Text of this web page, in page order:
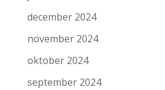
december 2024
november 2024
oktober 2024
september 2024